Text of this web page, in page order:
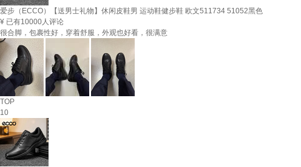
爱步（ECCO）【送男士礼物】休闲皮鞋男 运动鞋健步鞋 欧文511734 51052黑色
¥ 已有10000人评论
很合脚，包裹性好，穿着舒服，外观也好看，很满意
TOP
10